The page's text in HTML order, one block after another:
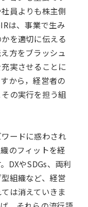
員よりも株主側
は、事業で生み
を適切に伝える
方をブラッシュ
実させることに
から，経営者の
の実行を担う組
ードに惑わされ
のフィットを経
DXやSDGs、両利
組織など、経営
は消えていきま